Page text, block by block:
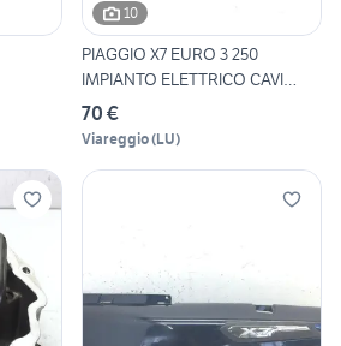
10
PIAGGIO X7 EURO 3 250
IMPIANTO ELETTRICO CAVI
MATA
70 €
Viareggio(LU)